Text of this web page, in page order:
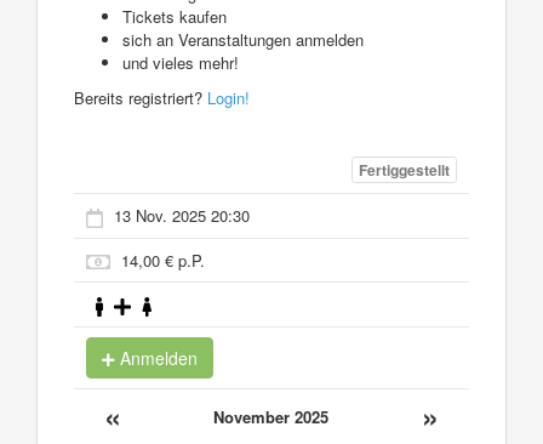
Tickets kaufen
sich an Veranstaltungen anmelden
und vieles mehr!
Bereits registriert? Login!
Fertiggestellt
13 Nov. 2025 20:30
14,00 € p.P.
Anmelden
« November 2025 »